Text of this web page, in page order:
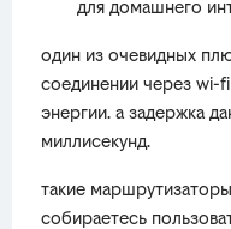
для домашнего
один из очевидных
соединении через wi-
энергии. а задержка
миллисекунд.
такие
собираетесь